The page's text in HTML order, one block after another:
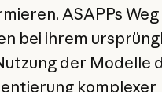
ASAPPs Weg
bei ihrem
der Modelle
komplexer